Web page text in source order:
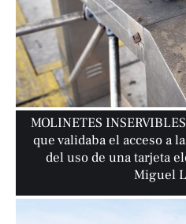
MOLINETES
que validaba el acceso a
del uso de una tarjeta
Miguel